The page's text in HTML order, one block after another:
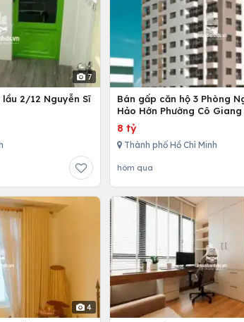
7
2/12 Nguyễn Sĩ
Bán gấp căn hộ 3 Phòng
Hảo Hớn Phường Cô Giang
8 tỷ
Thành phố Hồ Chí Minh
hôm qua
4